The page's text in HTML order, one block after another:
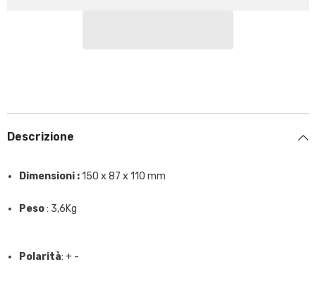
Descrizione
Dimensioni :150 x 87 x 110 mm
Peso: 3,6Kg
Polarità: + -